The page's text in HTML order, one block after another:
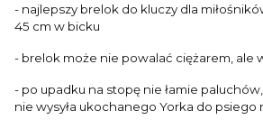
- najlepszy brelok do kluczy dla
45 cm w bicku
- brelok może nie powalać ciężarem, ale
- po upadku na stopę nie łamie
nie wysyła ukochanego Yorka do psiego